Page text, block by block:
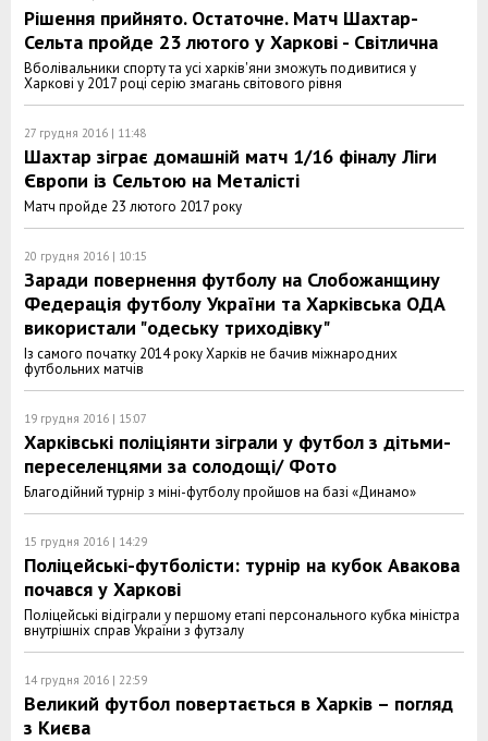
Рішення прийнято. Остаточне. Матч Шахтар-
Сельта пройде 23 лютого у Харкові - Світлична
Вболівальники спорту та усі харків'яни зможуть подивитися у
Харкові у 2017 році серію змагань світового рівня
27 грудня 2016 | 11:48
Шахтар зіграє домашній матч 1/16 фіналу Ліги
Європи із Сельтою на Металісті
Матч пройде 23 лютого 2017 року
20 грудня 2016 | 10:15
Заради повернення футболу на Слобожанщину
Федерація футболу України та Харківська ОДА
використали "одеську триходівку"
Із самого початку 2014 року Харків не бачив міжнародних
футбольних матчів
19 грудня 2016 | 15:07
Харківські поліціянти зіграли у футбол з дітьми-
переселенцями за солодощі/ Фото
Благодійний турнір з міні-футболу пройшов на базі «Динамо»
15 грудня 2016 | 14:29
Поліцейські-футболісти: турнір на кубок Авакова
почався у Харкові
Поліцейські відіграли у першому етапі персонального кубка міністра
внутрішніх справ України з футзалу
14 грудня 2016 | 22:59
Великий футбол повертається в Харків – погляд
з Києва